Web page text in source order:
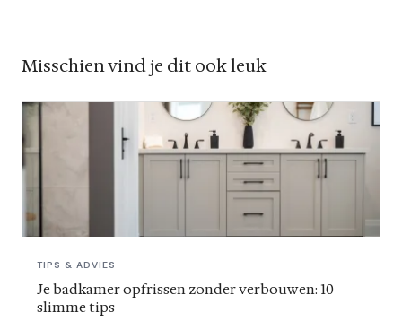
Misschien vind je dit ook leuk
TIPS & ADVIES
Je badkamer opfrissen zonder verbouwen: 10
slimme tips